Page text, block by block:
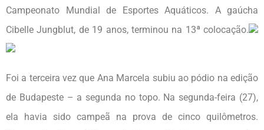
Campeonato Mundial de Esportes Aquáticos. A gaúcha
Cibelle Jungblut, de 19 anos, terminou na 13ª colocação.
Foi a terceira vez que Ana Marcela subiu ao pódio na edição
de Budapeste – a segunda no topo. Na segunda-feira (27),
ela havia sido campeã na prova de cinco quilômetros.